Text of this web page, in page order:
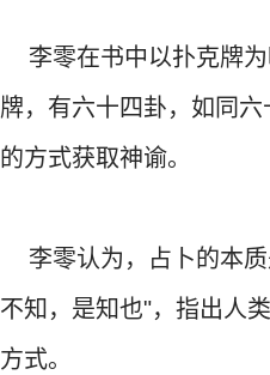
李零在书中以扑克牌为
牌，有六十四卦，如同
的方式获取神谕。
李零认为，占卜的本质
不知，是知也"，指出人
方式。